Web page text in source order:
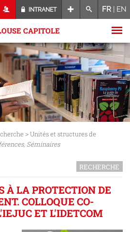
INTRANET FR | EN
CAPITOLE
>Unités et structures de
Séminaires
RECHERCHE
À LA PROTECTION DE
COLLOQUE CO-
ET L'IDETCOM